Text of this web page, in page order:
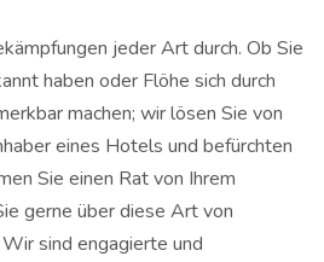
jeder Art durch. Ob Sie
haben oder Flöhe sich durch
machen; wir lösen Sie von
eines Hotels und befürchten
Sie einen Rat von Ihrem
gerne über diese Art von
sind engagierte und